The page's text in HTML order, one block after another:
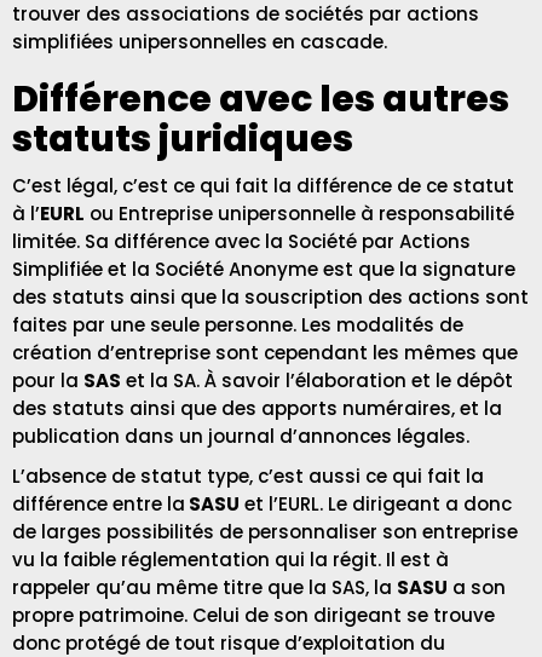
trouver des associations de sociétés par actions
simplifiées unipersonnelles en cascade.
Différence avec les autres
statuts juridiques
C’est légal, c’est ce qui fait la différence de ce statut
à l’EURL ou Entreprise unipersonnelle à responsabilité
limitée. Sa différence avec la Société par Actions
Simplifiée et la Société Anonyme est que la signature
des statuts ainsi que la souscription des actions sont
faites par une seule personne. Les modalités de
création d’entreprise sont cependant les mêmes que
pour la SAS et la SA. À savoir l’élaboration et le dépôt
des statuts ainsi que des apports numéraires, et la
publication dans un journal d’annonces légales.
L’absence de statut type, c’est aussi ce qui fait la
différence entre la SASU et l’EURL. Le dirigeant a donc
de larges possibilités de personnaliser son entreprise
vu la faible réglementation qui la régit. Il est à
rappeler qu’au même titre que la SAS, la SASU a son
propre patrimoine. Celui de son dirigeant se trouve
donc protégé de tout risque d’exploitation du